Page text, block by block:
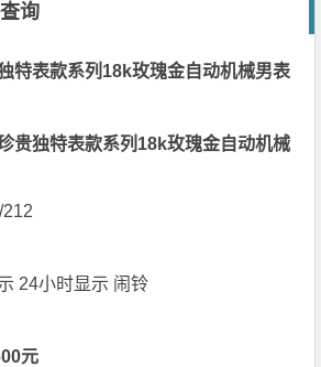
询
贵独特表款系列18k玫瑰金自动机械
24小时显示 闹铃
元